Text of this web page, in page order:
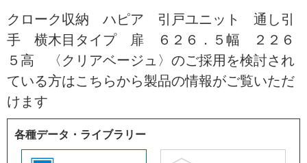
クローク収納 ハピア 引戸ユニット 通し引
手 横木目タイプ 扉 ６２６．５幅 ２２６
５高 〈クリアベージュ〉のご採用を検討され
ている方はこちらから製品の情報がご覧いただ
けます
各種データ・ライブラリー